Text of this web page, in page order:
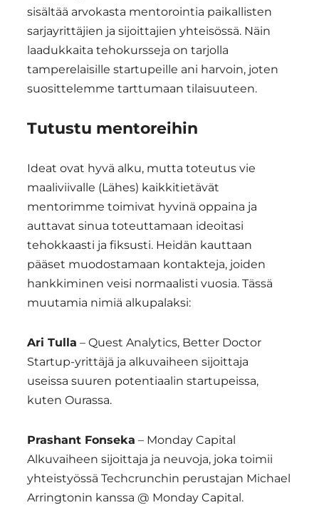
sisältää arvokasta mentorointia paikallisten
sarjayrittäjien ja sijoittajien yhteisössä. Näin
laadukkaita tehokursseja on tarjolla
tamperelaisille startupeille ani harvoin, joten
suosittelemme tarttumaan tilaisuuteen.
Tutustu mentoreihin
Ideat ovat hyvä alku, mutta toteutus vie
maaliviivalle (Lähes) kaikkitietävät
mentorimme toimivat hyvinä oppaina ja
auttavat sinua toteuttamaan ideoitasi
tehokkaasti ja fiksusti. Heidän kauttaan
pääset muodostamaan kontakteja, joiden
hankkiminen veisi normaalisti vuosia. Tässä
muutamia nimiä alkupalaksi:
Ari Tulla – Quest Analytics, Better Doctor
Startup-yrittäjä ja alkuvaiheen sijoittaja
useissa suuren potentiaalin startupeissa,
kuten Ourassa.
Prashant Fonseka – Monday Capital
Alkuvaiheen sijoittaja ja neuvoja, joka toimii
yhteistyössä Techcrunchin perustajan Michael
Arringtonin kanssa @ Monday Capital.